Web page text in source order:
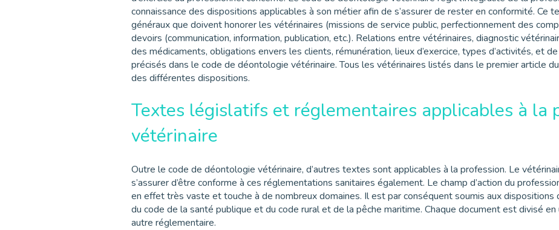
connaissance des dispositions applicables à son métier afin de s’assurer de rester en conformité. Ce
généraux que doivent honorer les vétérinaires (missions de service public, perfectionnement des
devoirs (communication, information, publication, etc.). Relations entre vétérinaires, diagnostic
des médicaments, obligations envers les clients, rémunération, lieux d’exercice, types d’activités, et
précisés dans le code de déontologie vétérinaire. Tous les vétérinaires listés dans le premier article
des différentes dispositions.
Textes législatifs et réglementaires applicables à la
vétérinaire
Outre le code de déontologie vétérinaire, d’autres textes sont applicables à la profession. Le
s’assurer d’être conforme à ces réglementations sanitaires également. Le champ d’action du
en effet très vaste et touche à de nombreux domaines. Il est par conséquent soumis aux dispositions
du code de la santé publique et du code rural et de la pêche maritime. Chaque document est divisé
autre réglementaire.